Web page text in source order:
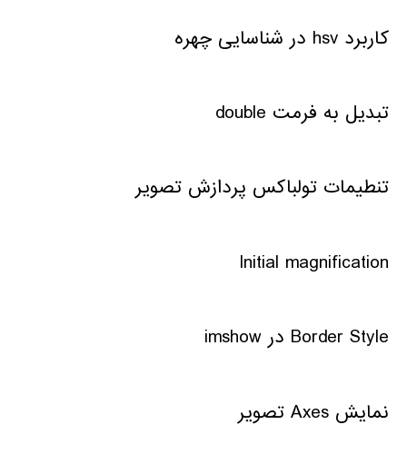
کاربرد hsv در شناسایی چهره
تبدیل به فرمت double
تنطیمات تولباکس پردازش تصویر
Initial magnification
Border Style در imshow
نمایش Axes تصویر